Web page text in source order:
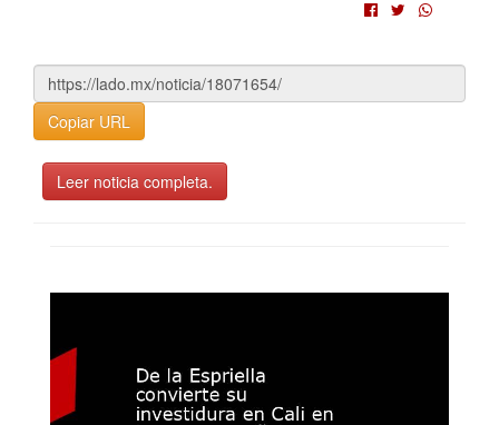
Copiar URL
Leer noticia completa.